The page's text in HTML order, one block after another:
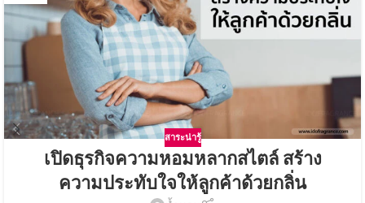
สาระน่ารู้
เปิดธุรกิจความหอมหลากสไตล์ สร้าง
ความประทับใจให้ลูกค้าด้วยกลิ่น